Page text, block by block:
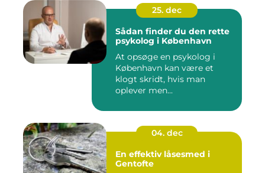
25. dec
Sådan finder du den rette
psykolog i København
At opsøge en psykolog i
København kan være et
klogt skridt, hvis man
oplever men...
04. dec
En effektiv låsesmed i
Gentofte